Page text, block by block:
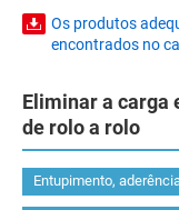
Os produtos
encontrados no
Eliminar a carga
de rolo a rolo
Entupimento,